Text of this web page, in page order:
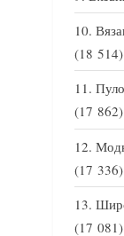
(18 514)
(17 862)
(17 336)
(17 081)